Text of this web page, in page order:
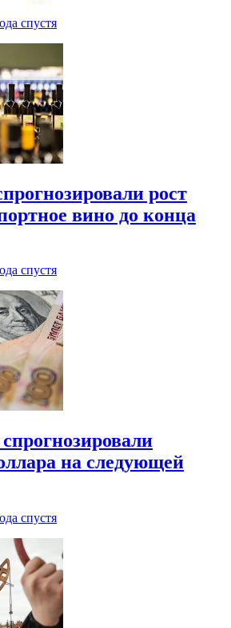
спустя
рост
вино до конца
спустя
на следующей
спустя